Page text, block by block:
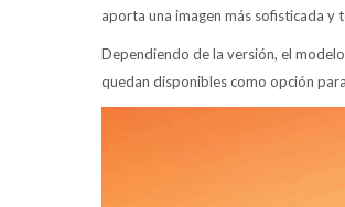
aporta una imagen más sofisticada y
Dependiendo de la versión, el
quedan disponibles como opción